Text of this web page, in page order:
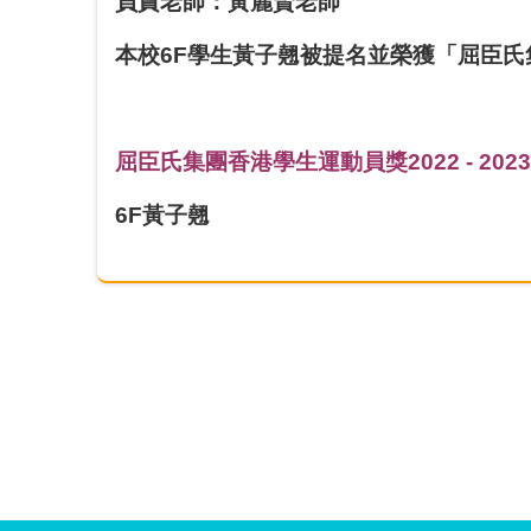
本校6F學生黃子翹被提名並榮獲「屈臣
屈臣氏集團香港學生運動員獎2022 - 2023
6F黃子翹